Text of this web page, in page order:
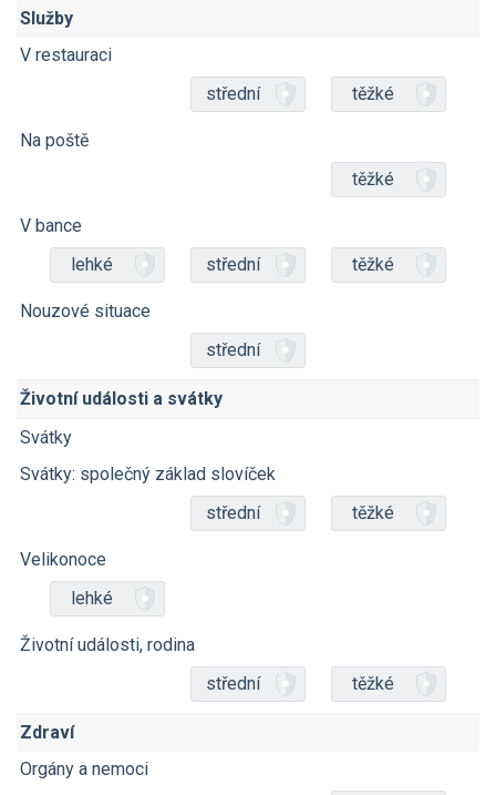
Služby
V restauraci
střední
těžké
Na poště
těžké
V bance
lehké
střední těžké
Nouzové situace
střední
Životní události a svátky
Svátky
Svátky: společný základ slovíček
střední
těžké
Velikonoce
lehké
Životní události, rodina
střední
těžké
Zdraví
Orgány a nemoci